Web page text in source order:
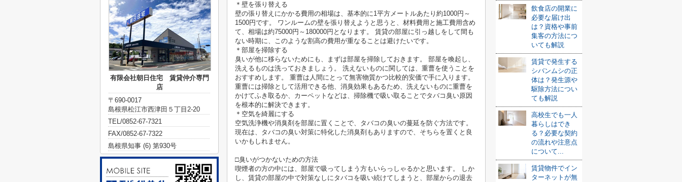
＊壁を張り替える
壁の張り替えにかかる費用の相場は、基本的に1平方メートルあたり約1000円～
1500円です。 ワンルームの壁を張り替えようと思うと、材料費用と施工費用含め
て、相場は約75000円～180000円となります。 賃貸の部屋に引っ越しをして間も
ない時期に、このような割高の費用が重なることは避けたいです。
＊部屋を掃除する
臭いが他に移らないためにも、まずは部屋を掃除しておきます。 部屋を喚起し、
洗えるものは洗っておきましょう。 洗えないものに関しては、重曹を使うことを
おすすめします。 重曹は人間にとって無害物質かつ比較的安価で手に入ります。
重曹には掃除として活用できる他、消臭効果もあるため、洗えないものに重曹を
かけてふき取るか、カーペットなどは、掃除機で吸い取ることでタバコ臭い原因
を根本的に解決できます。
＊空気を綺麗にする
空気洗浄機や消臭剤を部屋に置くことで、タバコの臭いの蔓延を防ぐ方法です。
現在は、タバコの臭い対策に特化した消臭剤もありますので、そちらを置くと良
いかもしれません。
□臭いがつかないための方法
喫煙者の方の中には、部屋で吸ってしまう方もいらっしゃるかと思います。 しか
し、賃貸の部屋の中で対策なしにタバコを吸い続けてしまうと、部屋からの退去
飲食店の開業に
必要な届け出
は？資格や事前
集客の方法につ
いても解説
賃貸で発生する
シバンムシの正
体は？発生源や
駆除方法につい
ても解説
高校生でも一人
暮らしはでき
る？必要な契約
の流れや注意点
について...
賃貸物件でイン
ターネットが無
有限会社朝日住宅 賃貸仲介専門
店
〒690-0017
島根県松江市西津田５丁目2-20
TEL/0852-67-7321
FAX/0852-67-7322
島根県知事 (6) 第930号